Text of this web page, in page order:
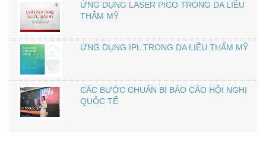
ỨNG DỤNG LASER PICO TRONG DA LIỄU
THẨM MỸ
ỨNG DỤNG IPL TRONG DA LIỄU THẨM MỸ
CÁC BƯỚC CHUẨN BỊ BÁO CÁO HỘI NGHỊ
QUỐC TẾ